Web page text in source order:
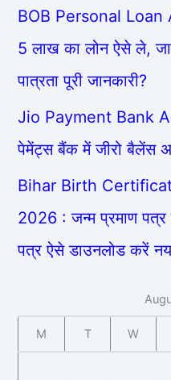
BOB Personal
5 लाख का लोन ऐसे ले,
पात्रता पूरी जानकारी?
Jio Payment Bank
पेमेंट्स बैंक में जीरो बैलेंस
Bihar Birth
2026 : जन्म प्रमाण पत्र
पत्र ऐसे डाउनलोड करें
M T W